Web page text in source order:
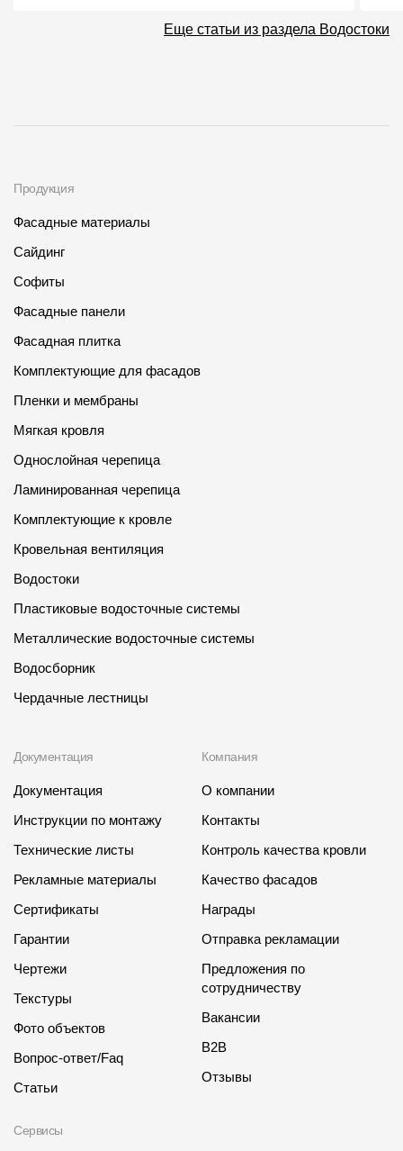
Еще статьи из раздела Водостоки
Продукция
Фасадные материалы
Сайдинг
Софиты
Фасадные панели
Фасадная плитка
Комплектующие для фасадов
Пленки и мембраны
Мягкая кровля
Однослойная черепица
Ламинированная черепица
Комплектующие к кровле
Кровельная вентиляция
Водостоки
Пластиковые водосточные системы
Металлические водосточные системы
Водосборник
Чердачные лестницы
Документация
Документация
Инструкции по монтажу
Технические листы
Рекламные материалы
Сертификаты
Гарантии
Чертежи
Текстуры
Фото объектов
Вопрос-ответ/Faq
Статьи
Сервисы
Компания
О компании
Контакты
Контроль качества кровли
Качество фасадов
Награды
Отправка рекламации
Предложения по
сотрудничеству
Вакансии
B2B
Отзывы